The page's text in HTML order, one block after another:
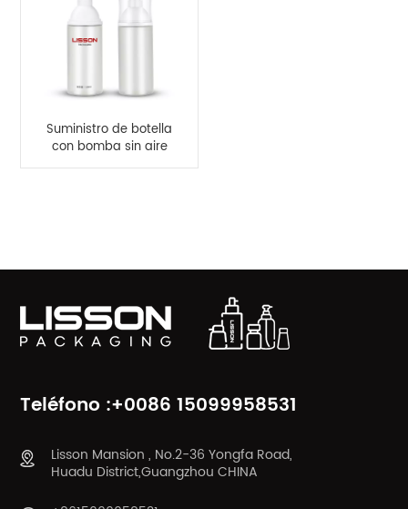
Suministro de botella
con bomba sin aire
esmerilada vacía de
Teléfono :+0086 15099958531
Lisson Mansion , No.2-36 Yongfa Road,
Huadu District,Guangzhou CHINA